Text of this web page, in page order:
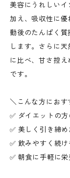
美容にうれしい
加え、吸収性に
動後のたんぱく
します。さらに
に比べ、甘さ控
です。
＼こんな方におす
✅ ダイエットの
✅ 美しく引き締
✅ 飲みやすく続
✅ 朝食に手軽に